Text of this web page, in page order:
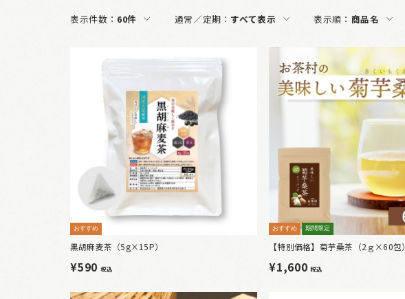
表示件数： 60件 通常／定期： すべて表示 表示順： 商品名
おすすめ
黒胡麻麦茶（5g×15P）
¥590 税込
おすすめ 期間限定
【特別価格】菊芋桑茶（2ｇ×60包）
¥1,600税込